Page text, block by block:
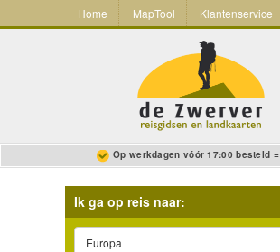
Home MapTool Klantenservice
Op werkdagen vóór 17:00 besteld
Ik ga op reis naar:
Europa